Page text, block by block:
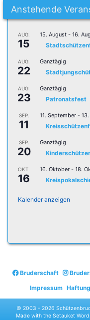
Anstehende
AUG.
15
15. August - 16.
AUG.
22
Ganztägig
AUG.
23
Ganztägig
Patronatsfest
SEP.
11
11. September -
SEP.
20
Ganztägig
OKT.
16
16. Oktober - 18.
Kalender anzeigen
Bruderschaft
Impressum
© 2003 - 2026
Made with the Setauket